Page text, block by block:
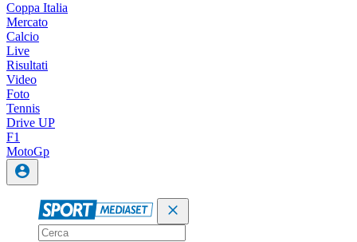
Coppa Italia
Mercato
Calcio
Live
Risultati
Video
Foto
Tennis
Drive UP
F1
MotoGp